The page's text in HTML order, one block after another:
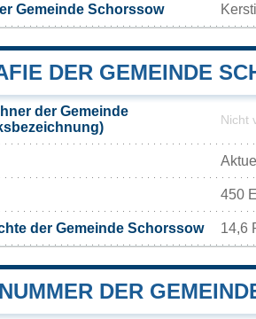
Gemeinde Schorssow
DER GEMEINDE
der Gemeinde
Nicht
450
der Gemeinde Schorssow 14,6
DER